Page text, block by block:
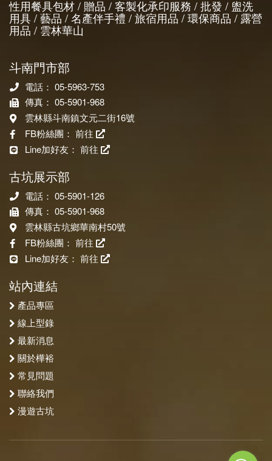
性用餐具包材 / 贈品 / 客製化承印服務 / 批發 / 盥洗
用具 / 藝品 / 名產伴手禮 / 旅宿用品 / 環保商品 / 露營
用品 / 雲林華山
斗南門市部
電話： 05-5963-753
傳真： 05-5901-968
雲林縣斗南鎮文元二街16號
FB粉絲團： 前往
Line加好友： 前往
古坑展示部
電話： 05-5901-126
傳真： 05-5901-968
雲林縣古坑鄉華南村50號
FB粉絲團： 前往
Line加好友： 前往
站內連結
產品專區
線上型錄
最新消息
關於樺裕
常見問題
聯絡我們
漫遊古坑